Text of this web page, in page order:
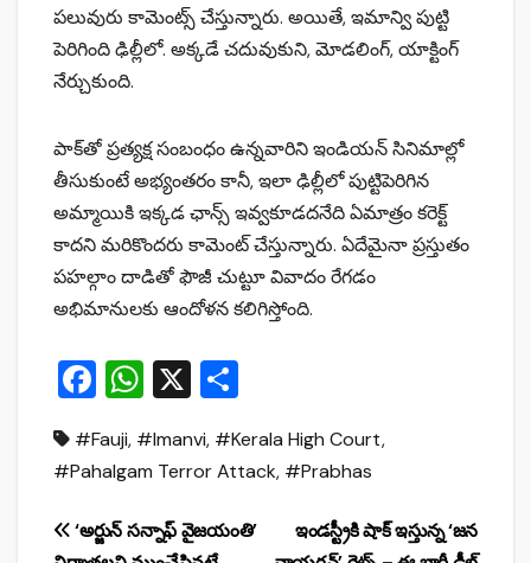
పలువురు కామెంట్స్ చేస్తున్నారు. అయితే, ఇమాన్వి పుట్టి
పెరిగింది ఢిల్లీలో. అక్కడే చదువుకుని, మోడలింగ్, యాక్టింగ్
నేర్చుకుంది.
పాక్‌తో ప్రత్యక్ష సంబంధం ఉన్నవారిని ఇండియన్ సినిమాల్లో
తీసుకుంటే అభ్యంతరం కానీ, ఇలా ఢిల్లీలో పుట్టిపెరిగిన
అమ్మాయికి ఇక్కడ ఛాన్స్ ఇవ్వకూడదనేది ఏమాత్రం కరెక్ట్
కాదని మరికొందరు కామెంట్ చేస్తున్నారు. ఏదేమైనా ప్రస్తుతం
పహల్గాం దాడితో ఫౌజీ చుట్టూ వివాదం రేగడం
అభిమానులకు ఆందోళన కలిగిస్తోంది.
F
c
e
b
W
at
s
A
X
ar
e
#Fauji, #Imanvi, #Kerala High Court,
#Pahalgam Terror Attack, #Prabhas
Post
ఇండస్ట్రీకి షాక్ ఇస్తున్న ‘జన
‘అర్జున్ స‌న్నాఫ్ వైజ‌యంతి’